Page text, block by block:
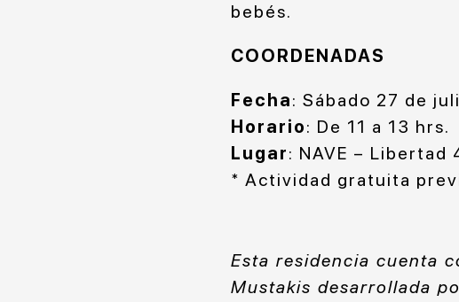
bebés.
COORDENADAS
Fecha: Sábado 27 de
Horario: De 11 a 13 hrs.
Lugar: NAVE –
* Actividad gratuita
Esta residencia cuenta
Mustakis desarrollada